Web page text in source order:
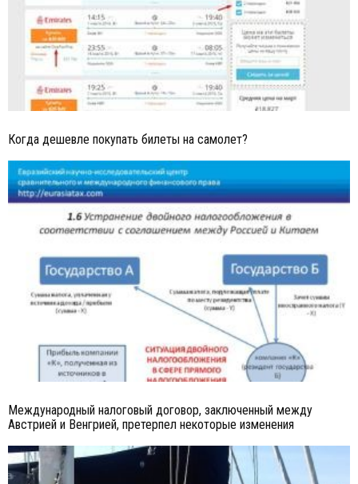
Когда дешевле покупать билеты на самолет?
Международный налоговый договор, заключенный между
Австрией и Венгрией, претерпел некоторые изменения